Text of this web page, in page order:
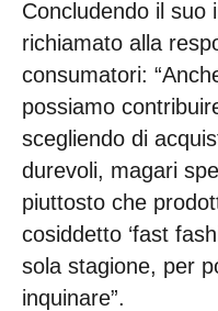
Concludendo il suo
richiamato alla
consumatori:
possiamo
scegliendo di
durevoli, magari
piuttosto che
cosiddetto ‘fast
sola stagione, per
inquinare”.